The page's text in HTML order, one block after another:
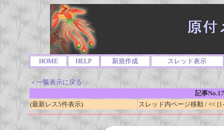
HOME HELP 新規作成 スレッド表示
＜一覧表示に戻る
記事
(最新レス5件表示)
スレッド内ページ移動 / <<